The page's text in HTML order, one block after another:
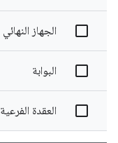
الجهاز النهائي
البوابة
العقدة الفرعية